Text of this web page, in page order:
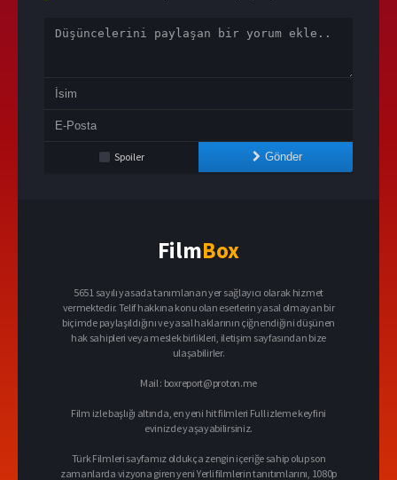
Spoiler Gönder
FilmBox
5651 sayılı yasada tanımlanan yer sağlayıcı olarak hizmet
vermektedir. Telif hakkına konu olan eserlerin yasal olmayan bir
biçimde paylaşıldığını ve yasal haklarının çiğnendiğini düşünen
hak sahipleri veya meslek birlikleri, iletişim sayfasından bize
ulaşabilirler.
Mail : boxreport@proton.me
Film izle başlığı altında, en yeni hit filmleri Full izleme keyfini
evinizde yaşayabilirsiniz.
Türk Filmleri sayfamız oldukça zengin içeriğe sahip olup son
zamanlarda vizyona giren yeni Yerli filmlerin tanıtımlarını, 1080p